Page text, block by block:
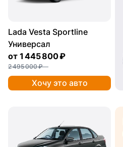
Lada Vesta Sportline
Универсал
от 1 445 800 ₽
2 495 000 ₽
Хочу это авто